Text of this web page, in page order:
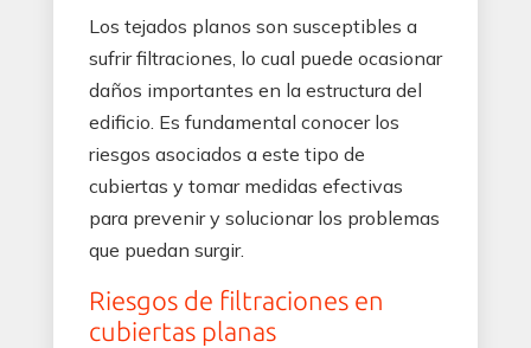
Los tejados planos son susceptibles a
sufrir filtraciones, lo cual puede ocasionar
daños importantes en la estructura del
edificio. Es fundamental conocer los
riesgos asociados a este tipo de
cubiertas y tomar medidas efectivas
para prevenir y solucionar los problemas
que puedan surgir.
Riesgos de filtraciones en
cubiertas planas